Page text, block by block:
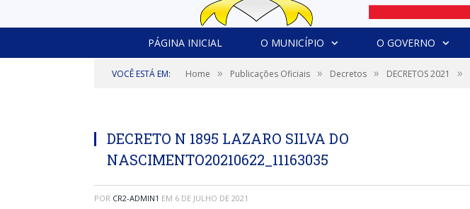
PÁGINA INICIAL O MUNICÍPIO O GOVERNO
VOCÊ ESTÁ EM: Home » Publicações Oficiais » Decretos » DECRETOS 2021 »
DECRETO N 1895 LAZARO SILVA DO
NASCIMENTO20210622_11163035
POR CR2-ADMIN1 EM 6 DE JULHO DE 2021